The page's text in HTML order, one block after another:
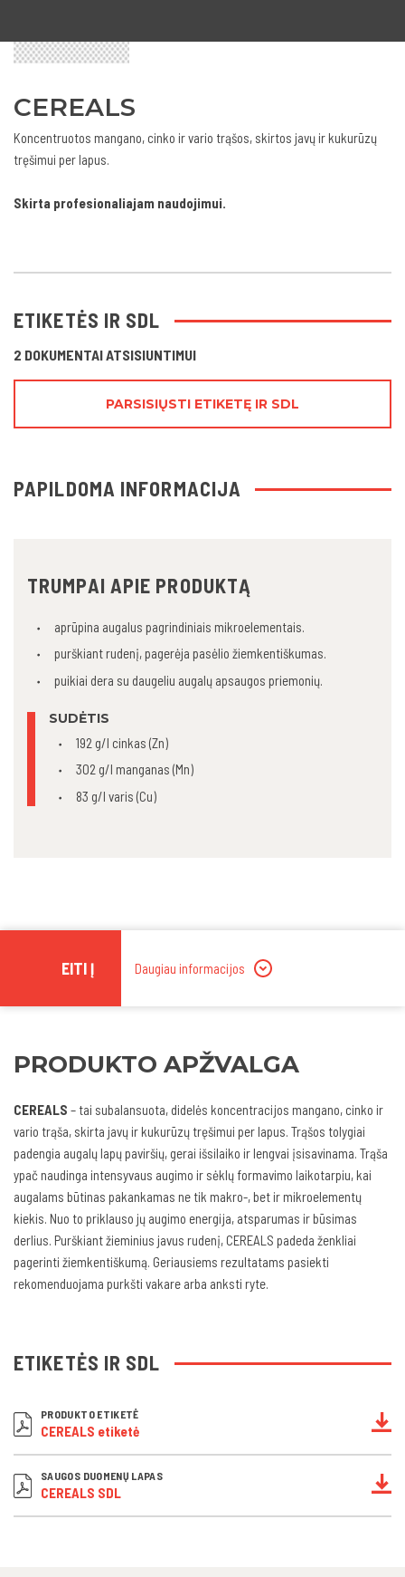
CEREALS
Koncentruotos mangano, cinko ir vario trąšos, skirtos javų ir kukurūzų
tręšimui per lapus.
Skirta profesionaliajam naudojimui.
TRUMPAI APIE PRODUKTĄ
aprūpina augalus pagrindiniais mikroelementais.
purškiant rudenį, pagerėja pasėlio žiemkentiškumas.
puikiai dera su daugeliu augalų apsaugos priemonių.
SUDĖTIS
192 g/l cinkas (Zn)
302 g/l manganas (Mn)
83 g/l varis (Cu)
ETIKETĖS IR SDL
2 DOKUMENTAI ATSISIUNTIMUI
PARSISIŲSTI ETIKETĘ IR SDL
PAPILDOMA INFORMACIJA
EITI Į Daugiau informacijos
PRODUKTO APŽVALGA
CEREALS – tai subalansuota, didelės koncentracijos mangano, cinko ir
vario trąša, skirta javų ir kukurūzų tręšimui per lapus. Trąšos tolygiai
padengia augalų lapų paviršių, gerai išsilaiko ir lengvai įsisavinama. Trąša
ypač naudinga intensyvaus augimo ir sėklų formavimo laikotarpiu, kai
augalams būtinas pakankamas ne tik makro-, bet ir mikroelementų
kiekis. Nuo to priklauso jų augimo energija, atsparumas ir būsimas
derlius. Purškiant žieminius javus rudenį, CEREALS padeda ženkliai
pagerinti žiemkentiškumą. Geriausiems rezultatams pasiekti
rekomenduojama purkšti vakare arba anksti ryte.
ETIKETĖS IR SDL
PRODUKTO ETIKETĖ
CEREALS etiketė
SAUGOS DUOMENŲ LAPAS
CEREALS SDL